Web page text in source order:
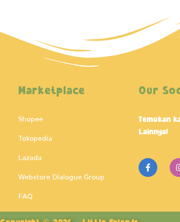
Marketplace
Shopee
Tokopedia
Lazada
Webstore Dialogue Group
FAQ
Our
Temukan
Lainnya!
F
a
c
o